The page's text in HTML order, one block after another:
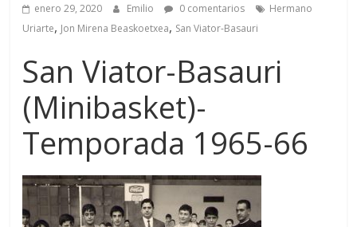
enero 29, 2020 Emilio 0 comentarios
Hermano
Uriarte, Jon Mirena Beaskoetxea, San Viator-Basauri
San Viator-Basauri
(Minibasket)-
Temporada 1965-66